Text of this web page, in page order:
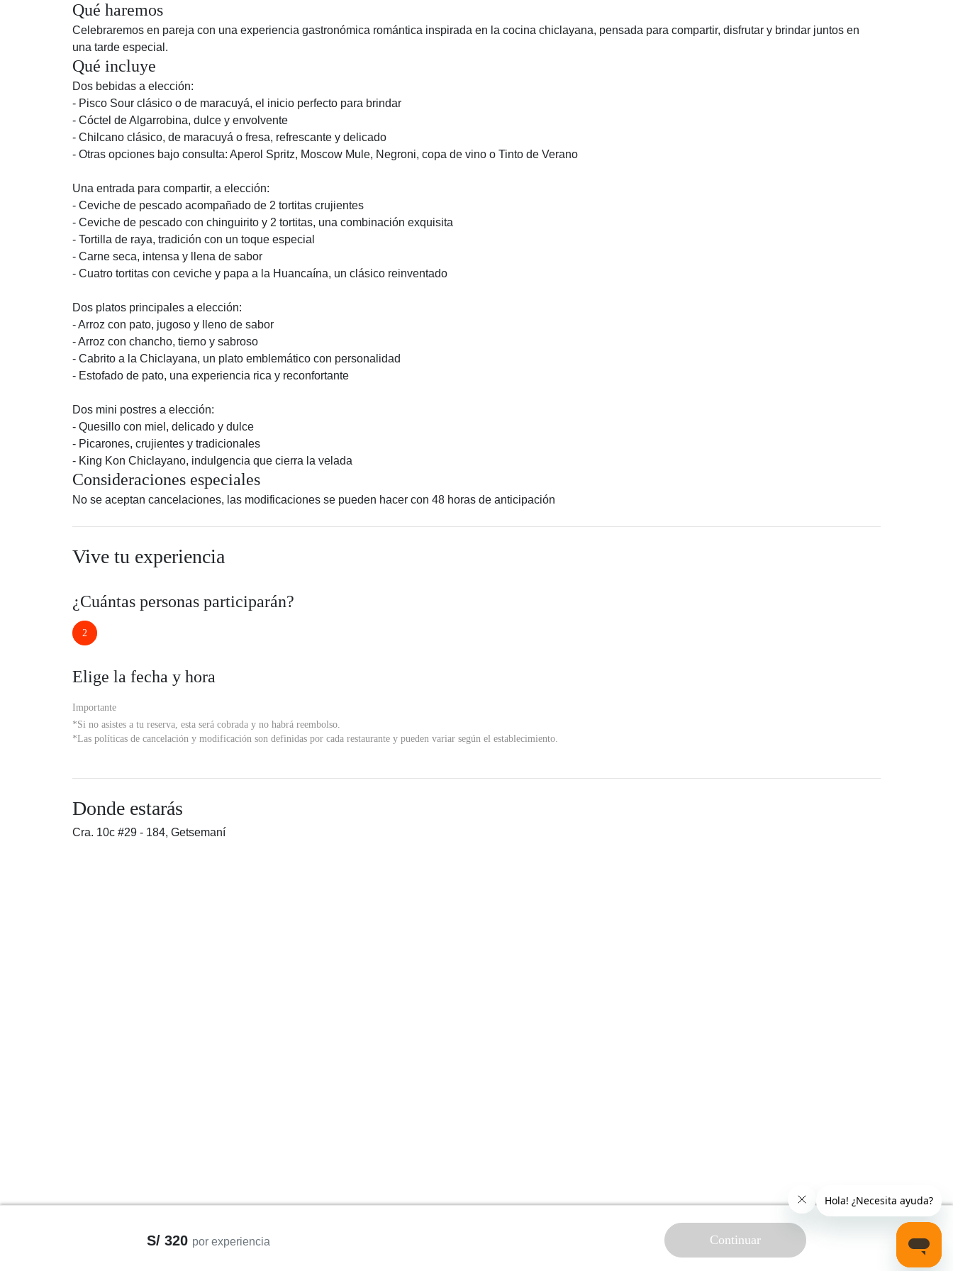
Qué haremos
Celebraremos en pareja con una experiencia gastronómica romántica inspirada en la cocina chiclayana, pensada para compartir, disfrutar y brindar juntos en
una tarde especial.
Qué incluye
Dos bebidas a elección:
- Pisco Sour clásico o de maracuyá, el inicio perfecto para brindar
- Cóctel de Algarrobina, dulce y envolvente
- Chilcano clásico, de maracuyá o fresa, refrescante y delicado
- Otras opciones bajo consulta: Aperol Spritz, Moscow Mule, Negroni, copa de vino o Tinto de Verano
Una entrada para compartir, a elección:
- Ceviche de pescado acompañado de 2 tortitas crujientes
- Ceviche de pescado con chinguirito y 2 tortitas, una combinación exquisita
- Tortilla de raya, tradición con un toque especial
- Carne seca, intensa y llena de sabor
- Cuatro tortitas con ceviche y papa a la Huancaína, un clásico reinventado
Dos platos principales a elección:
- Arroz con pato, jugoso y lleno de sabor
- Arroz con chancho, tierno y sabroso
- Cabrito a la Chiclayana, un plato emblemático con personalidad
- Estofado de pato, una experiencia rica y reconfortante
Dos mini postres a elección:
- Quesillo con miel, delicado y dulce
- Picarones, crujientes y tradicionales
- King Kon Chiclayano, indulgencia que cierra la velada
Consideraciones especiales
No se aceptan cancelaciones, las modificaciones se pueden hacer con 48 horas de anticipación
Vive tu experiencia
¿Cuántas personas participarán?
2
Elige la fecha y hora
Importante
*Si no asistes a tu reserva, esta será cobrada y no habrá reembolso.
*Las políticas de cancelación y modificación son definidas por cada restaurante y pueden variar según el establecimiento.
Donde estarás
Cra. 10c #29 - 184, Getsemaní
S/ 320 por experiencia Continuar